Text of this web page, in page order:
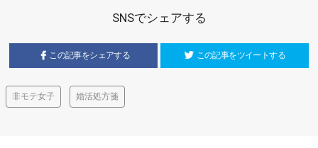
SNSでシェアする
この記事をシェアする この記事をツイートする
非モテ女子 婚活処方箋